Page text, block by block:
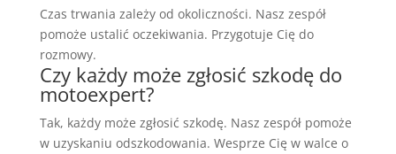
Czas trwania zależy od okoliczności. Nasz zespół
pomoże ustalić oczekiwania. Przygotuje Cię do
rozmowy.
Czy każdy może zgłosić szkodę do
motoexpert?
Tak, każdy może zgłosić szkodę. Nasz zespół pomoże
w uzyskaniu odszkodowania. Wesprze Cię w walce o